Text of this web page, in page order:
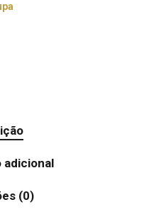
adicional
(0)